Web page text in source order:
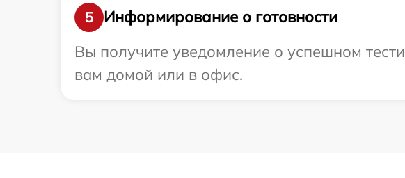
5
Информирование о готовности
Вы получите уведомление о успешном
вам домой или в офис.